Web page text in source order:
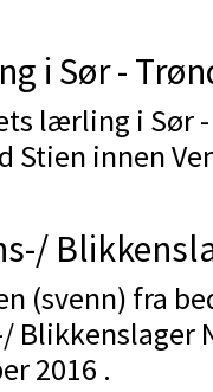
i Sør -
lærling i Sør
Stien innen
(svenn) fra
Blikkenslager
2016 .